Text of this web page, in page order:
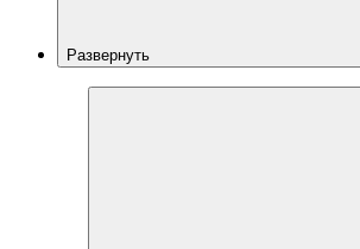
Развернуть